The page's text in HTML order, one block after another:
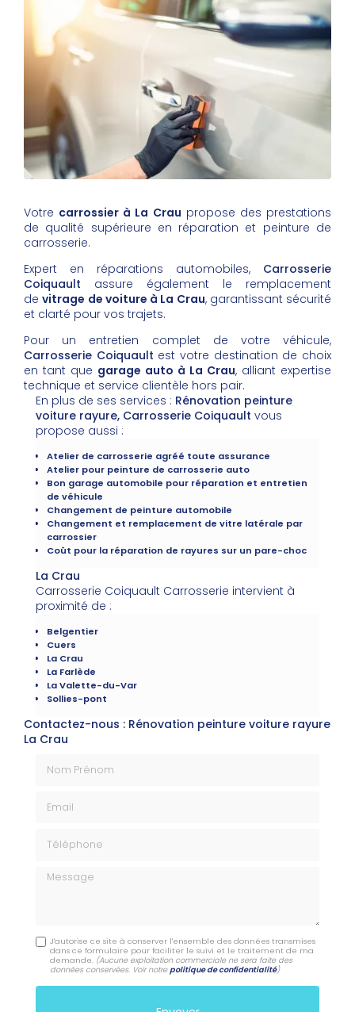
Votre carrossier à La Crau propose des prestations
de qualité supérieure en réparation et peinture de
carrosserie.
Expert en réparations automobiles, Carrosserie
Coiquault assure également le remplacement
devitrage de voiture à La Crau, garantissant sécurité
et clarté pour vos trajets.
Pour un entretien complet de votre véhicule,
Carrosserie Coiquault est votre destination de choix
en tant que garage auto à La Crau, alliant expertise
technique et service clientèle hors pair.
En plus de ses services : Rénovation peinture
voiture rayure, Carrosserie Coiquault vous
propose aussi :
Atelier de carrosserie agréé toute assurance
Atelier pour peinture de carrosserie auto
Bon garage automobile pour réparation et entretien
de véhicule
Changement de peinture automobile
Changement et remplacement de vitre latérale par
carrossier
Coût pour la réparation de rayures sur un pare-choc
La Crau
Carrosserie Coiquault Carrosserie intervient à
proximité de :
Belgentier
Cuers
La Crau
La Farlède
La Valette-du-Var
Sollies-pont
Contactez-nous : Rénovation peinture voiture rayure
La Crau
Message
J'autorise ce site à conserver l'ensemble des données transmises
dans ce formulaire pour faciliter le suivi et le traitement de ma
demande. (Aucune exploitation commerciale ne sera faite des
données conservées. Voir notre politique de confidentialité)